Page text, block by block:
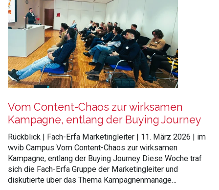
Vom Content-Chaos zur wirksamen
Kampagne, entlang der Buying Journey
Rückblick | Fach-Erfa Marketingleiter | 11. März 2026 | im
wvib Campus Vom Content-Chaos zur wirksamen
Kampagne, entlang der Buying Journey Diese Woche traf
sich die Fach-Erfa Gruppe der Marketingleiter und
diskutierte über das Thema Kampagnenmanage…